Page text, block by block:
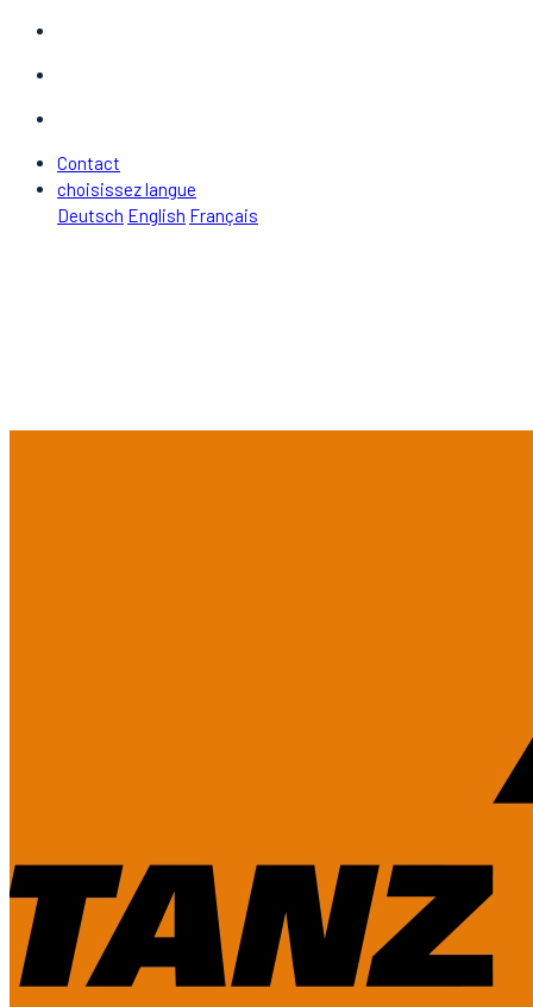
Contact
choisissez langue
Deutsch English Français